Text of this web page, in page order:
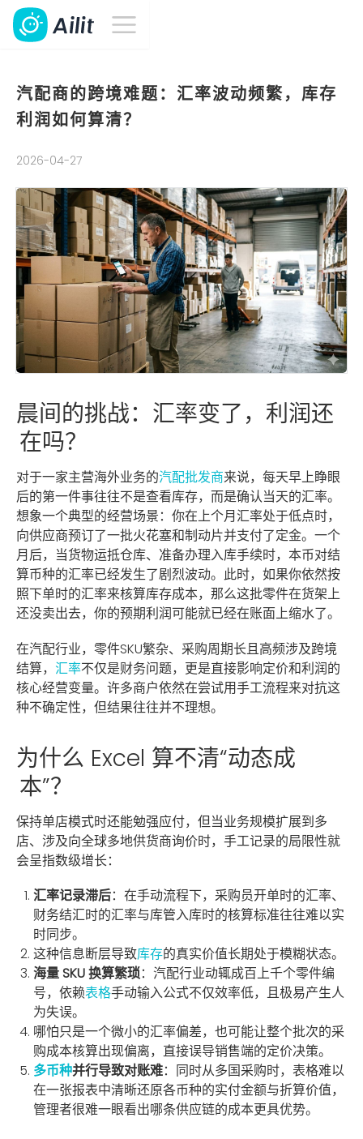
汽配商的跨境难题：汇率波动频繁，库存
利润如何算清？
2026-04-27
晨间的挑战：汇率变了，利润还
在吗？
对于一家主营海外业务的汽配批发商来说，每天早上睁眼
后的第一件事往往不是查看库存，而是确认当天的汇率。
想象一个典型的经营场景：你在上个月汇率处于低点时，
向供应商预订了一批火花塞和制动片并支付了定金。一个
月后，当货物运抵仓库、准备办理入库手续时，本币对结
算币种的汇率已经发生了剧烈波动。此时，如果你依然按
照下单时的汇率来核算库存成本，那么这批零件在货架上
还没卖出去，你的预期利润可能就已经在账面上缩水了。
在汽配行业，零件SKU繁杂、采购周期长且高频涉及跨境
结算， 汇率不仅是财务问题，更是直接影响定价和利润的
核心经营变量。许多商户依然在尝试用手工流程来对抗这
种不确定性，但结果往往并不理想。
为什么 Excel 算不清“动态成
本”？
保持单店模式时还能勉强应付，但当业务规模扩展到多
店、涉及向全球多地供货商询价时，手工记录的局限性就
会呈指数级增长：
汇率记录滞后：在手动流程下，采购员开单时的汇率、
财务结汇时的汇率与库管入库时的核算标准往往难以实
时同步。
这种信息断层导致库存的真实价值长期处于模糊状态。
海量 SKU 换算繁琐：汽配行业动辄成百上千个零件编
号，依赖表格手动输入公式不仅效率低，且极易产生人
为失误。
哪怕只是一个微小的汇率偏差，也可能让整个批次的采
购成本核算出现偏离，直接误导销售端的定价决策。
多币种并行导致对账难：同时从多国采购时，表格难以
在一张报表中清晰还原各币种的实付金额与折算价值，
管理者很难一眼看出哪条供应链的成本更具优势。